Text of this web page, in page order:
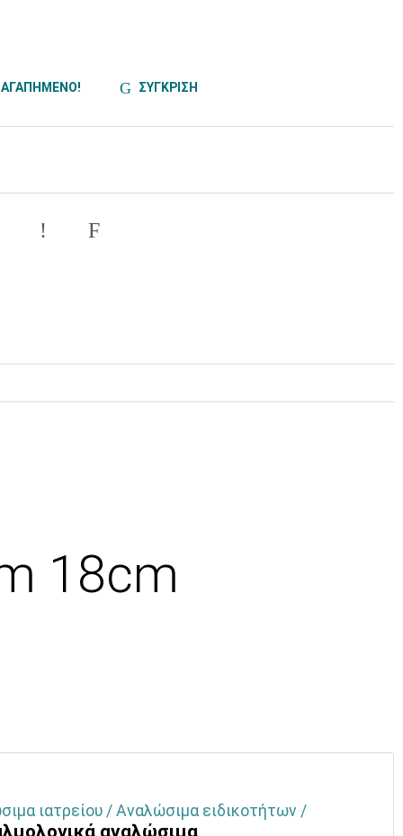
ΣΥΓΚΡΙΣΗ
18cm
ιατρείου / Αναλώσιμα ειδικοτήτων /
αναλώσιμα